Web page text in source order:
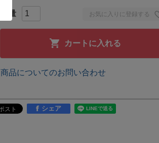
お気に入りに登録する
カートに入れる
商品についてのお問い合わせ
シェア